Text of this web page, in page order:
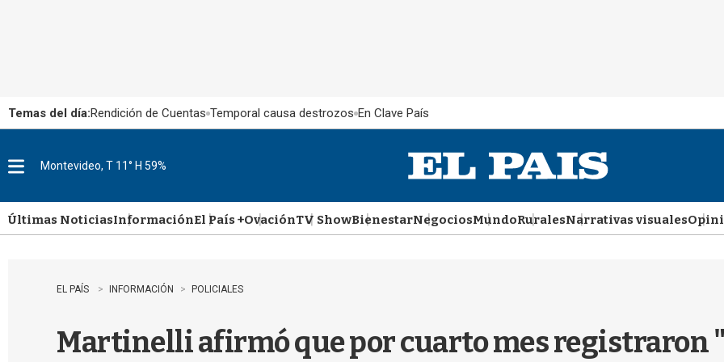
Temas del día:Rendición de Cuentas Temporal causa destrozos En Clave País
u
Montevideo, T 11° H 59%
Últimas NoticiasInformaciónEl País +OvaciónTV ShowBienestarNegociosMundoRuralesNarrativas visuales
EL PAÍS INFORMACIÓN POLICIALES
Martinelli afirmó que por cuarto mes registraron